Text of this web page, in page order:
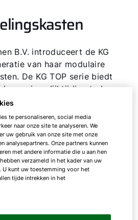
B.V. introduceert de KG
van haar modulaire
De KG TOP serie biedt
en is gelijktijdig sterk
een hoge kwaliteit en de
de branche.
configureerbare
de naam van de
afgeleide is van de
snelheid van 1,8 m/s zijn de
te selecteren tot
te personaliseren, social media
naar onze site te analyseren. We
uw gebruik van onze site met onze
analysepartners. Onze partners kunnen
met andere informatie die u aan hen
verzameld in het kader van uw
U kunt uw toestemming voor het
tijde intrekken in het